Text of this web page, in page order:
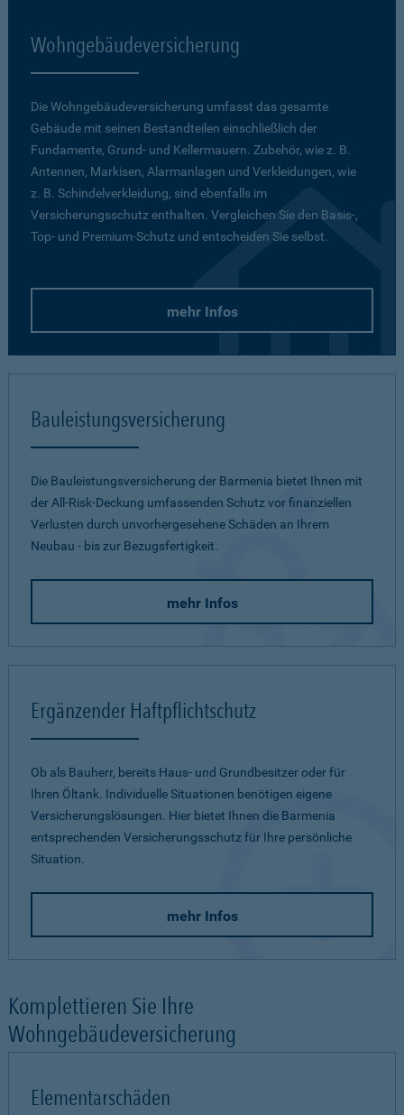
Wohngebäudeversicherung
Die Wohngebäudeversicherung umfasst das gesamte
Gebäude mit seinen Bestandteilen einschließlich der
Fundamente, Grund- und Kellermauern. Zubehör, wie z. B.
Antennen, Markisen, Alarmanlagen und Verkleidungen, wie
z. B. Schindelverkleidung, sind ebenfalls im
Versicherungsschutz enthalten. Vergleichen Sie den Basis-,
Top- und Premium-Schutz und entscheiden Sie selbst.
mehr Infos
Bauleistungsversicherung
Die Bauleistungsversicherung der Barmenia bietet Ihnen mit
der All-Risk-Deckung umfassenden Schutz vor finanziellen
Verlusten durch unvorhergesehene Schäden an Ihrem
Neubau - bis zur Bezugsfertigkeit.
mehr Infos
Ergänzender Haftpflichtschutz
Ob als Bauherr, bereits Haus- und Grundbesitzer oder für
Ihren Öltank. Individuelle Situationen benötigen eigene
Versicherungslösungen. Hier bietet Ihnen die Barmenia
entsprechenden Versicherungsschutz für Ihre persönliche
Situation.
mehr Infos
Komplettieren Sie Ihre
Wohngebäudeversicherung
Elementarschäden